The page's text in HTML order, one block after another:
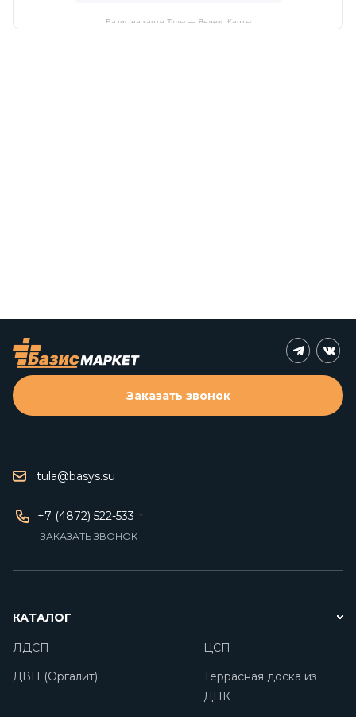
Базис на карте Тулы — Яндекс Карты
tula@basys.su
+7 (4872) 522-533
ЗАКАЗАТЬ ЗВОНОК
Заказать звонок
КАТАЛОГ
ЛДСП
ЦСП
ДВП (Оргалит)
Террасная доска из
ДПК